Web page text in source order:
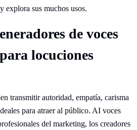
explora sus muchos usos.
de voces
locuciones
transmitir autoridad, empatía, carisma
para atraer al público. AI voces
del marketing, los creadores